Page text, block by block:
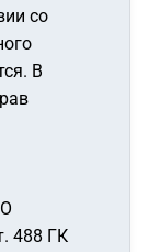
со
В
488 ГК